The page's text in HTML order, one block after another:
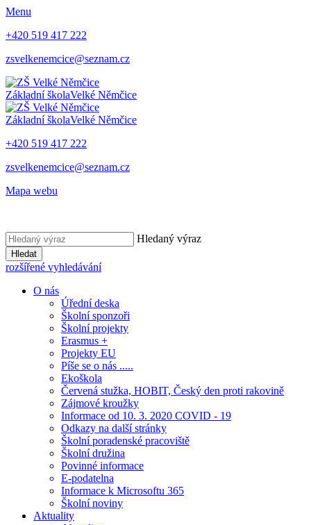
Menu
+420 519 417 222
zsvelkenemcice@seznam.cz
Základní školaVelké Němčice
Základní školaVelké Němčice
+420 519 417 222
zsvelkenemcice@seznam.cz
Mapa webu
Hledaný výraz
Hledat
rozšířené vyhledávání
O nás
Úřední deska
Školní sponzoři
Školní projekty
Erasmus +
Projekty EU
Píše se o nás .....
Ekoškola
Červená stužka, HOBIT, Český den proti rakovině
Zájmové kroužky
Informace od 10. 3. 2020 COVID - 19
Odkazy na další stránky
Školní poradenské pracoviště
Školní družina
Povinné informace
E-podatelna
Informace k Microsoftu 365
Školní noviny
Aktuality